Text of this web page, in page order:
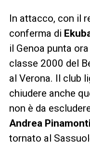
In attacco, con il
conferma di
il Genoa punta
classe 2000 del
al Verona. Il club
chiudere anche
non è da
Andrea Pinamonti
tornato al